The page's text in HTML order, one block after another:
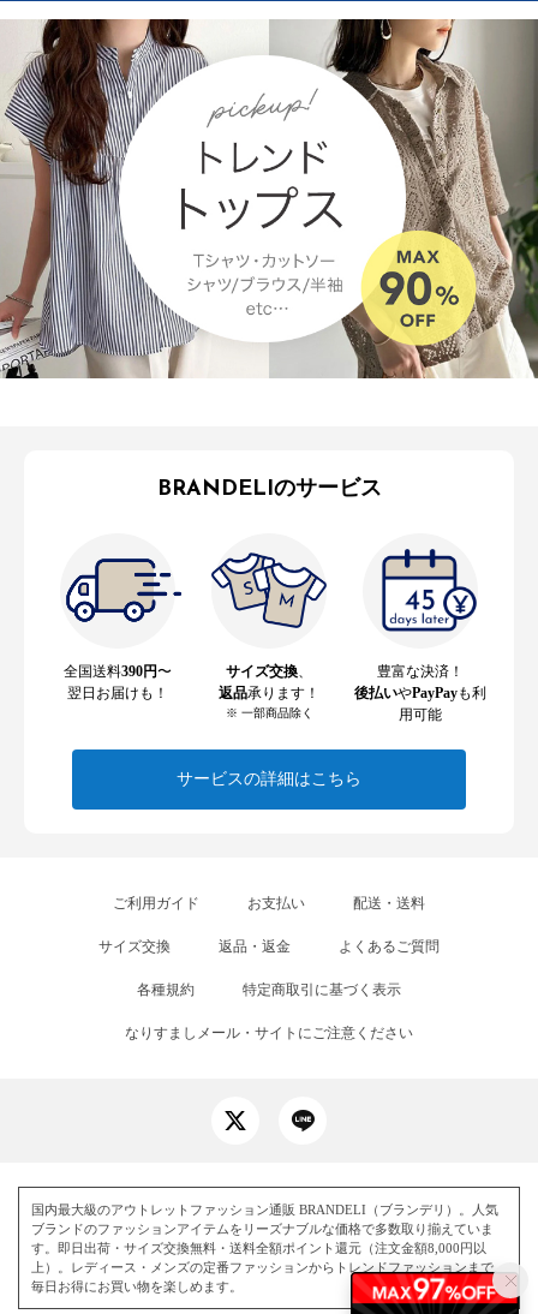
BRANDELIのサービス
全国送料390円〜
翌日お届けも！
サイズ交換
返品承ります！
※ 一部商品除く
豊富な決済！
後払いやPayPayも利
用可能
サービスの詳細はこちら
ご利用ガイド お支払い 配送・送料
サイズ交換 返品・返金 よくあるご質問
各種規約 特定商取引に基づく表示
なりすましメール・サイトにご注意ください
国内最大級のアウトレットファッション通販 BRANDELI（ブランデリ）。人気
ブランドのファッションアイテムをリーズナブルな価格で多数取り揃えていま
す。即日出荷・サイズ交換無料・送料全額ポイント還元（注文金額8,000円以
上）。レディース・メンズの定番ファッションからトレンドファッションまで、
毎日お得にお買い物を楽しめます。